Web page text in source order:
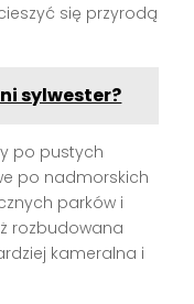
się przyrodą
sylwester?
po pustych
po nadmorskich
parków i
rozbudowana
kameralna i